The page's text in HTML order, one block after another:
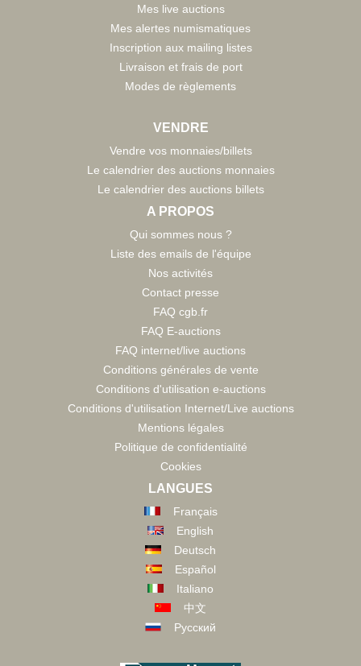
Mes live auctions
Mes alertes numismatiques
Inscription aux mailing listes
Livraison et frais de port
Modes de règlements
VENDRE
Vendre vos monnaies/billets
Le calendrier des auctions monnaies
Le calendrier des auctions billets
A PROPOS
Qui sommes nous ?
Liste des emails de l'équipe
Nos activités
Contact presse
FAQ cgb.fr
FAQ E-auctions
FAQ internet/live auctions
Conditions générales de vente
Conditions d'utilisation e-auctions
Conditions d'utilisation Internet/Live auctions
Mentions légales
Politique de confidentialité
Cookies
LANGUES
Français
English
Deutsch
Español
Italiano
中文
Русский